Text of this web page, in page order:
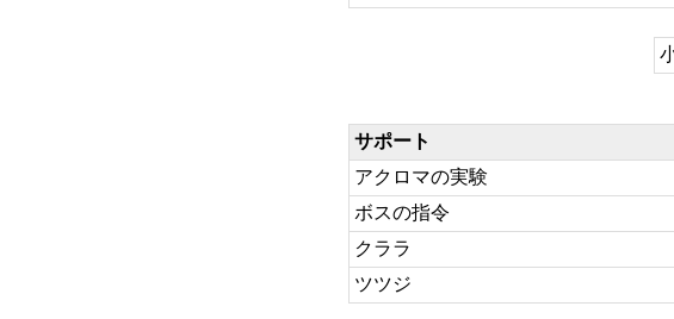
サポート
アクロマの実験
ボスの指令
クララ
ツツジ